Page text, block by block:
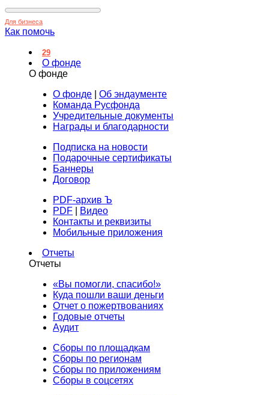
Для бизнеса
Как помочь
29
О фонде
О фонде
О фонде
Об эндаументе
Команда Русфонда
Учредительные документы
Награды и благодарности
Подписка на новости
Подарочные сертификаты
Баннеры
Договор
PDF-архив Ъ
PDF
Видео
Контакты и реквизиты
Мобильные приложения
Отчеты
Отчеты
«Вы помогли, спасибо!»
Куда пошли ваши деньги
Отчет о пожертвованиях
Годовые отчеты
Аудит
Сборы по площадкам
Сборы по регионам
Сборы по приложениям
Сборы в соцсетях